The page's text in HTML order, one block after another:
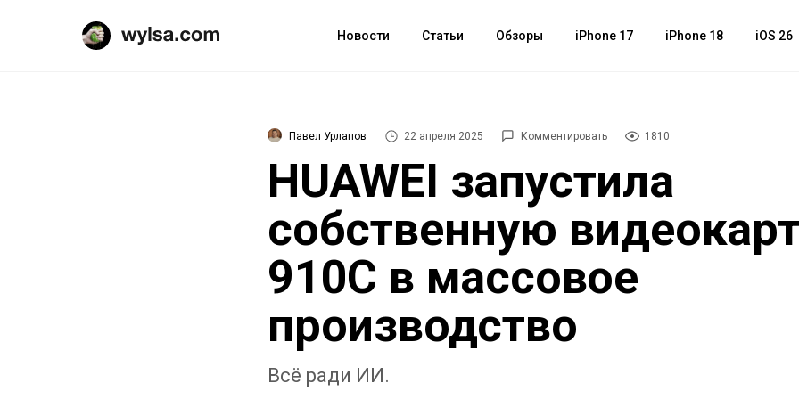
Новости Статьи Обзоры iPhone 17 iPhone 18 iOS 26
Павел Урлапов 22 апреля 2025 Комментировать 1810
HUAWEI запустила
собственную
910C в массовое
производство
Всё ради ИИ.